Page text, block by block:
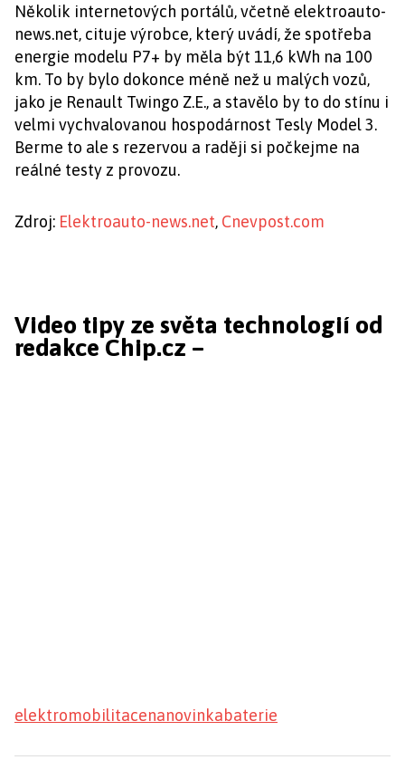
Několik internetových portálů, včetně elektroauto-
news.net, cituje výrobce, který uvádí, že spotřeba
energie modelu P7+ by měla být 11,6 kWh na 100
km. To by bylo dokonce méně než u malých vozů,
jako je Renault Twingo Z.E., a stavělo by to do stínu i
velmi vychvalovanou hospodárnost Tesly Model 3.
Berme to ale s rezervou a raději si počkejme na
reálné testy z provozu.
Zdroj: Elektroauto-news.net, Cnevpost.com
Video tipy ze světa technologií od
redakce Chip.cz –
elektromobilitacenanovinkabaterie